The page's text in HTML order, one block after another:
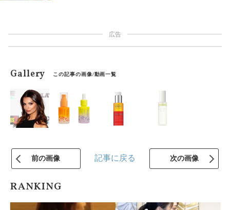
広告
Gallery この記事の画像/動画一覧
前の画像 記事に戻る 次の画像
RANKING